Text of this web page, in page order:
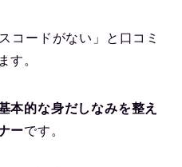
コードがない」と口コミ
す。
本的な身だしなみを整え
ーです。